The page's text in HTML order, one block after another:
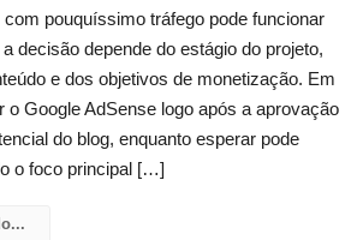
pouquíssimo tráfego pode funcionar
decisão depende do estágio do projeto,
e dos objetivos de monetização. Em
o Google AdSense logo após a aprovação
do blog, enquanto esperar pode
o foco principal […]